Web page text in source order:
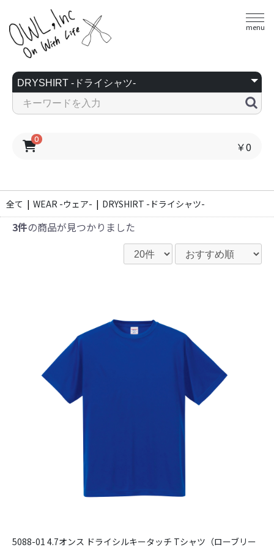
menu
0
￥0
全て | WEAR -ウェア- | DRYSHIRT -ドライシャツ-
3件の商品が見つかりました
5088-01 4.7オンス ドライシルキータッチ Tシャツ（ローブリー